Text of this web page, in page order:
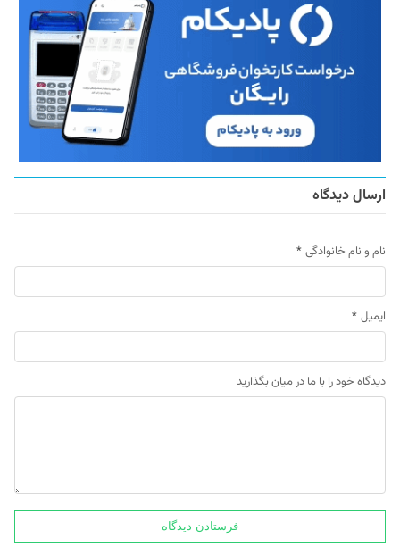
ارسال دیدگاه
نام و نام خانوادگی *
ایمیل *
دیدگاه خود را با ما در میان بگذارید